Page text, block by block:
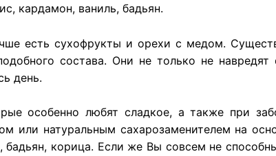
кардамон, ваниль, бадьян.
есть сухофрукты и орехи с медом.
состава. Они не только не
день.
особенно любят сладкое, а также при
или натуральным сахарозаменителем на
корица. Если же Вы совсем не